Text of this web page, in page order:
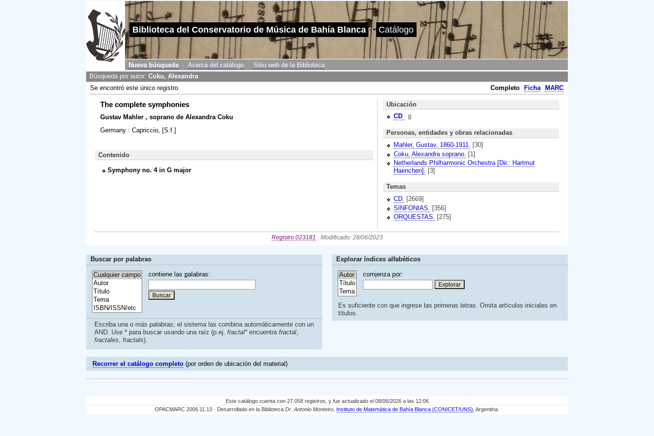
Biblioteca del Conservatorio de Música de Bahía Blanca · Catálogo
Nueva búsqueda· Acerca del catálogo · Sitio web de la Biblioteca
Búsqueda por autor: Coku, Alexandra
Completo
Ficha MARC
Se encontró este único registro
The complete symphonies
Gustav Mahler , soprano de Alexandra Coku
Germany : Capriccio, [S.f.]
Contenido
Symphony no. 4 in G major
Ubicación
CD
[]
Personas, entidades y obras relacionadas
Mahler, Gustav, 1860-1911. [30]
Coku, Alexandra soprano. [1]
Netherlands Philharmonic Orchestra [Dir.: Hartmut
Haenchen]. [3]
Temas
CD.
[2669]
SINFONIAS.
[356]
ORQUESTAS. [275]
Registro 023181 · Modificado: 28/06/2023
Buscar por palabras
contiene las palabras:
Escriba una o más palabras; el sistema las combina automáticamente con un
AND. Use * para buscar usando una raíz (p.ej. fractal*encuentra fractal,
fractales, fractals).
Explorar índices alfabéticos
comienza por:
Es suficiente con que ingrese las primeras letras. Omita artículos iniciales en
títulos.
Recorrer el catálogo completo (por orden de ubicación del material)
Este catálogo cuenta con 27.058 registros, y fue actualizado el 08/06/2026 a las 12:06
OPACMARC 2006.11.13 · Desarrollado en la Biblioteca Dr. Antonio Monteiro Instituto de Matemática de Bahía Blanca (CONICET/UNS) , Argentina.